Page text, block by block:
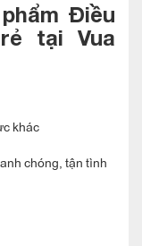
Điều
tại Vua
khác
chóng, tận tình